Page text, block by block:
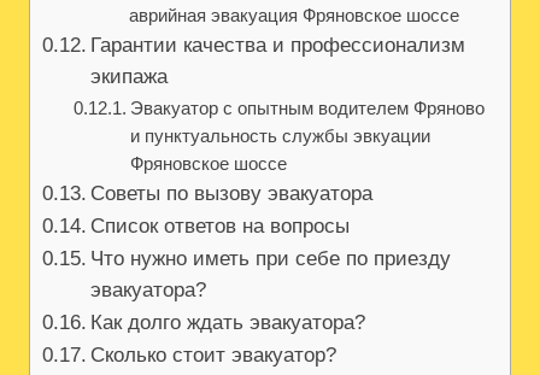
аврийная эвакуация Фряновское шоссе
Гарантии качества и профессионализм
экипажа
Эвакуатор с опытным водителем Фряново
и пунктуальность службы эвкуации
Фряновское шоссе
Советы по вызову эвакуатора
Список ответов на вопросы
Что нужно иметь при себе по приезду
эвакуатора?
Как долго ждать эвакуатора?
Сколько стоит эвакуатор?